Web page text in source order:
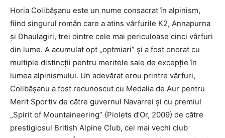
Horia Colibășanu este un nume consacrat în alpinism,
fiind singurul român care a atins vârfurile K2, Annapurna
și Dhaulagiri, trei dintre cele mai periculoase cinci vârfuri
din lume. A acumulat opt „optmiari” și a fost onorat cu
multiple distincții pentru meritele sale de excepție în
lumea alpinismului. Un adevărat erou printre vârfuri,
Colibășanu a fost recunoscut cu Medalia de Aur pentru
Merit Sportiv de către guvernul Navarrei și cu premiul
„Spirit of Mountaineering” (Piolets d’Or, 2009) de către
prestigiosul British Alpine Club, cel mai vechi club